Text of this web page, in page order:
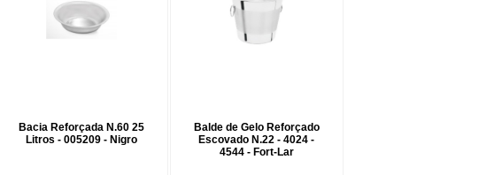
Bacia Reforçada N.60 25
Litros - 005209 - Nigro
Balde de Gelo Reforçado
Escovado N.22 - 4024 -
4544 - Fort-Lar